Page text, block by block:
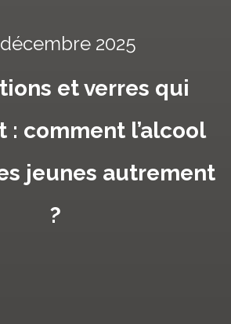
2025
et verres qui
: comment l’alcool
jeunes autrement
?